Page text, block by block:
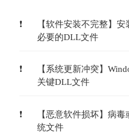
【软件安装不完整】
必要的DLL文件
【系统更新冲突】
关键DLL文件
【恶意软件损坏】病
统文件